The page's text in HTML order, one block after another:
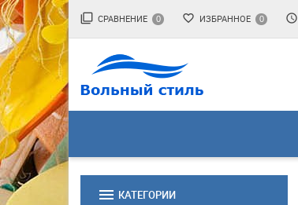
filter_none СРАВНЕНИЕ 0 favorite_border ИЗБРАННОЕ 0 access_time
menu КАТЕГОРИИ